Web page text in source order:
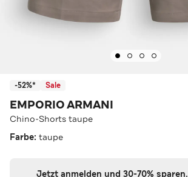
-52%* Sale
EMPORIO ARMANI
Chino-Shorts taupe
Farbe: taupe
Jetzt anmelden und 30-70% sparen.